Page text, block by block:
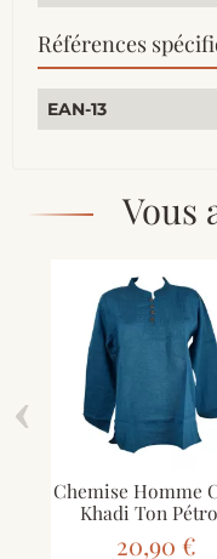
Références
EAN-13
Vous
Chemise Homme
Khadi Ton
20,90 €
‹